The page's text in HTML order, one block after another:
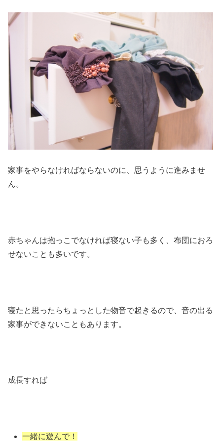
家事をやらなければならないのに、思うように進みませ
ん。
赤ちゃんは抱っこでなければ寝ない子も多く、布団におろ
せないことも多いです。
寝たと思ったらちょっとした物音で起きるので、音の出る
家事ができないこともあります。
成長すれば
一緒に遊んで！